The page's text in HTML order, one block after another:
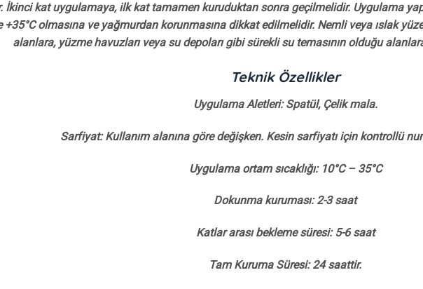
İkinci kat uygulamaya, ilk kat tamamen kuruduktan sonra geçilmelidir. Uygulama
+35°C olmasına ve yağmurdan korunmasına dikkat edilmelidir. Nemli veya ıslak
alanlara, yüzme havuzları veya su depoları gibi sürekli su temasının olduğu
Teknik Özellikler
Uygulama Aletleri: Spatül, Çelik mala.
Sarfiyat: Kullanım alanına göre değişken. Kesin sarfiyatı için kontrollü
Uygulama ortam sıcaklığı: 10°C – 35°C
Dokunma kuruması: 2-3 saat
Katlar arası bekleme süresi: 5-6 saat
Tam Kuruma Süresi: 24 saattir.